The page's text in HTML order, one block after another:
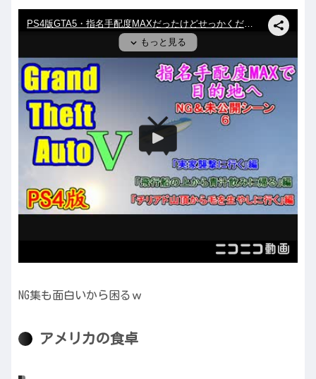
NG集も面白いから困るｗ
アメリカの食卓